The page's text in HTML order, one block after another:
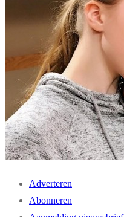
Adverteren
Abonneren